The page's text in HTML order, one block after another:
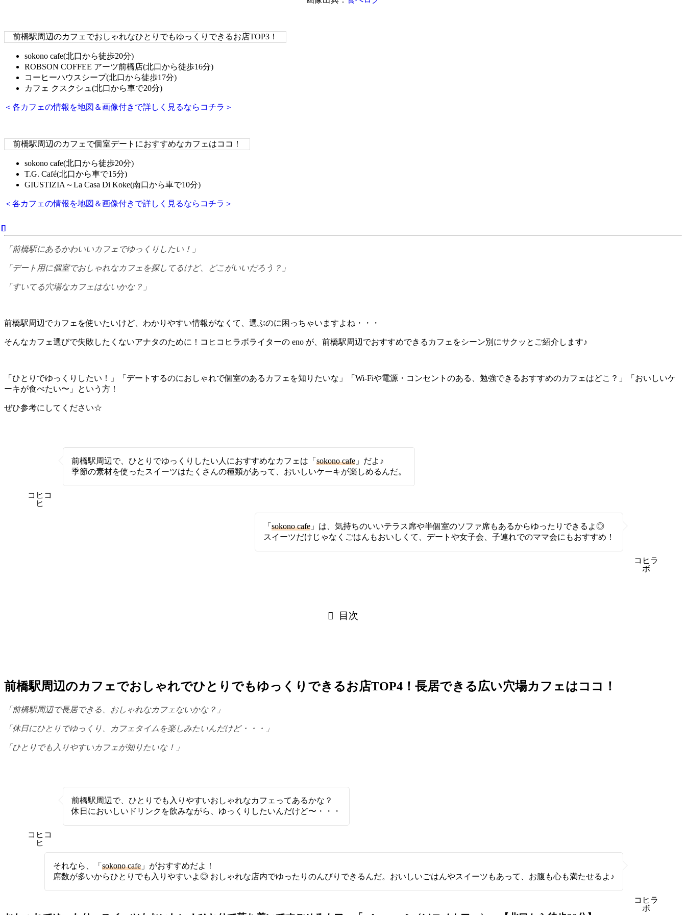
前橋駅周辺のカフェでおしゃれなひとりでもゆっくりできるお店TOP3！
sokono cafe(北口から徒歩20分)
ROBSON COFFEE アーツ前橋店(北口から徒歩16分)
コーヒーハウスシープ(北口から徒歩17分)
カフェ クスクシュ(北口から車で20分)
＜各カフェの情報を地図＆画像付きで詳しく見るならコチラ＞
前橋駅周辺のカフェで個室デートにおすすめなカフェはココ！
sokono cafe(北口から徒歩20分)
T.G. Café(北口から車で15分)
GIUSTIZIA～La Casa Di Koke(南口から車で10分)
＜各カフェの情報を地図＆画像付きで詳しく見るならコチラ＞
「前橋駅にあるかわいいカフェでゆっくりしたい！」
「デート用に個室でおしゃれなカフェを探してるけど、どこがいいだろう？」
「すいてる穴場なカフェはないかな？」
前橋駅周辺でカフェを使いたいけど、わかりやすい情報がなくて、選ぶのに困っちゃいますよね・・・
そんなカフェ選びで失敗したくないアナタのために！コヒコヒラボライターの eno が、前橋駅周辺でおすすめできるカフェをシーン別にサクッとご紹介します♪
「ひとりでゆっくりしたい！」「デートするのにおしゃれで個室のあるカフェを知りたいな」「Wi-Fiや電源・コンセントのある、勉強できるおすすめのカフェはどこ？」「おいしいケ
ーキが食べたい〜」という方！
ぜひ参考にしてください☆
コヒコ
ヒ
前橋駅周辺で、ひとりでゆっくりしたい人におすすめなカフェは「 sokono cafe 」だよ♪
季節の素材を使ったスイーツはたくさんの種類があって、おいしいケーキが楽しめるんだ。
コヒラ
ボ
「 sokono cafe 」は、気持ちのいいテラス席や半個室のソファ席もあるからゆったりできるよ◎
スイーツだけじゃなくごはんもおいしくて、デートや女子会、子連れでのママ会にもおすすめ！
目次
前橋駅周辺のカフェでおしゃれでひとりでもゆっくりできるお店TOP4！長居できる広い穴場カフェはココ！
「前橋駅周辺で長居できる、おしゃれなカフェないかな？」
「休日にひとりでゆっくり、カフェタイムを楽しみたいんだけど・・・」
「ひとりでも入りやすいカフェが知りたいな！」
コヒコ
ヒ
前橋駅周辺で、ひとりでも入りやすいおしゃれなカフェってあるかな？
休日においしいドリンクを飲みながら、ゆっくりしたいんだけど〜・・・
コヒラ
ボ
それなら、「 sokono cafe 」がおすすめだよ！
席数が多いからひとりでも入りやすいよ◎ おしゃれな店内でゆったりのんびりできるんだ。おいしいごはんやスイーツもあって、お腹も心も満たせるよ♪